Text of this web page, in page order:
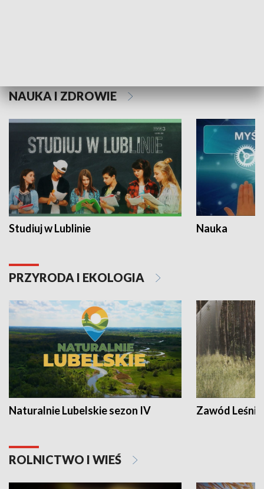
NAUKA I ZDROWIE
Studiuj w Lublinie Nauka
PRZYRODA I EKOLOGIA
Naturalnie Lubelskie sezon IV Zawód Leśnik
ROLNICTWO I WIEŚ